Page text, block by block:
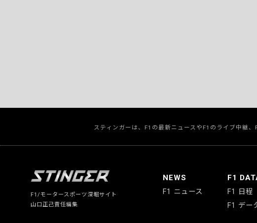
スティンガーは、F1の最新ニュースやF1のライブ中継
F1/モータースポーツ深堀サイト
山口正己責任編集
NEWS
F1 ニュース
F1
F1 日程
F1 デー